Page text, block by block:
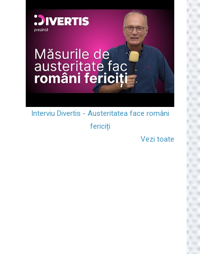
Interviu Divertis - Austeritatea face români
fericiți
Vezi toate